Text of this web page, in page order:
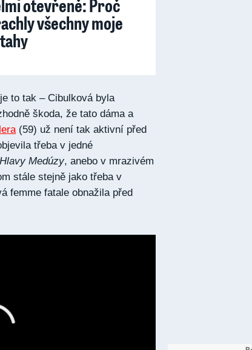
otevřeně: Proč
všechny moje
to tak – Cibulková byla
škoda, že tato dáma a
(59) už není tak aktivní před
třeba v jedné
Hlavy Medúzy, anebo v mrazivém
stále stejně jako třeba v
femme fatale obnažila před